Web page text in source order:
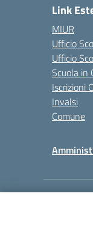
Link
MIUR
Ufficio
Ufficio
Scuola in
Iscrizioni
Invalsi
Comune